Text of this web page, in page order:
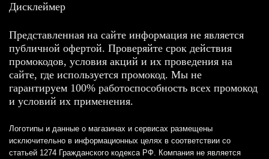
Дисклеймер
Представленная на сайте информация не является
публичной офертой. Проверяйте срок действия
промокодов, условия акций и их проведения на
сайте, где используется промокод. Мы не
гарантируем 100% работоспособность всех промокод
и условий их применения.
Логотипы и данные о магазинах и сервисах размещены
исключительно в информационных целях в соответствии со
статьей 1274 Гражданского кодекса РФ. Компания не является